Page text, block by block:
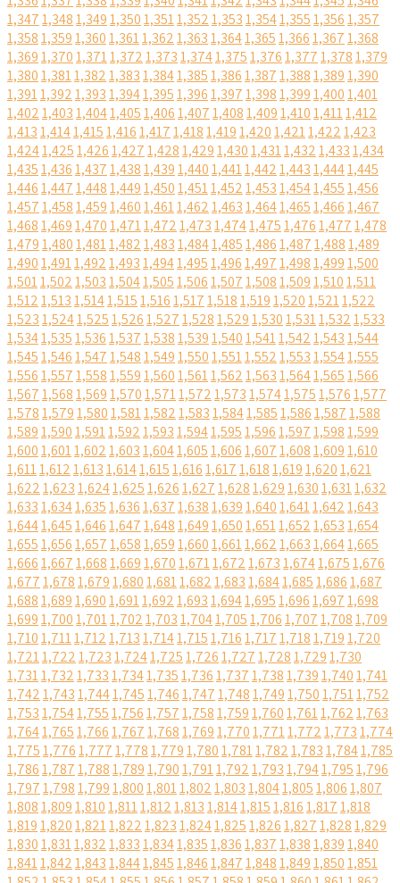
1,3471,3481,3491,3501,3511,3521,3531,3541,3551,3561,357
1,3581,3591,3601,3611,3621,3631,3641,3651,3661,3671,368
1,3691,3701,3711,3721,3731,3741,3751,3761,3771,3781,379
1,3801,3811,3821,3831,3841,3851,3861,3871,3881,3891,390
1,3911,3921,3931,3941,3951,3961,3971,3981,3991,4001,401
1,4021,4031,4041,4051,4061,4071,4081,4091,4101,4111,412
1,4131,4141,4151,4161,4171,4181,4191,4201,4211,4221,423
1,4241,4251,4261,4271,4281,4291,4301,4311,4321,4331,434
1,4351,4361,4371,4381,4391,4401,4411,4421,4431,4441,445
1,4461,4471,4481,4491,4501,4511,4521,4531,4541,4551,456
1,4571,4581,4591,4601,4611,4621,4631,4641,4651,4661,467
1,4681,4691,4701,4711,4721,4731,4741,4751,4761,4771,478
1,4791,4801,4811,4821,4831,4841,4851,4861,4871,4881,489
1,4901,4911,4921,4931,4941,4951,4961,4971,4981,4991,500
1,5011,5021,5031,5041,5051,5061,5071,5081,5091,5101,511
1,5121,5131,5141,5151,5161,5171,5181,5191,5201,5211,522
1,5231,5241,5251,5261,5271,5281,5291,5301,5311,5321,533
1,5341,5351,5361,5371,5381,5391,5401,5411,5421,5431,544
1,5451,5461,5471,5481,5491,5501,5511,5521,5531,5541,555
1,5561,5571,5581,5591,5601,5611,5621,5631,5641,5651,566
1,5671,5681,5691,5701,5711,5721,5731,5741,5751,5761,577
1,5781,5791,5801,5811,5821,5831,5841,5851,5861,5871,588
1,5891,5901,5911,5921,5931,5941,5951,5961,5971,5981,599
1,6001,6011,6021,6031,6041,6051,6061,6071,6081,6091,610
1,6111,6121,6131,6141,6151,6161,6171,6181,6191,6201,621
1,6221,6231,6241,6251,6261,6271,6281,6291,6301,6311,632
1,6331,6341,6351,6361,6371,6381,6391,6401,6411,6421,643
1,6441,6451,6461,6471,6481,6491,6501,6511,6521,6531,654
1,6551,6561,6571,6581,6591,6601,6611,6621,6631,6641,665
1,6661,6671,6681,6691,6701,6711,6721,6731,6741,6751,676
1,6771,6781,6791,6801,6811,6821,6831,6841,6851,6861,687
1,6881,6891,6901,6911,6921,6931,6941,6951,6961,6971,698
1,6991,7001,7011,7021,7031,7041,7051,7061,7071,7081,709
1,7101,7111,7121,7131,7141,7151,7161,7171,7181,7191,720
1,7211,7221,7231,7241,7251,7261,7271,7281,7291,730
1,7311,7321,7331,7341,7351,7361,7371,7381,7391,7401,741
1,7421,7431,7441,7451,7461,7471,7481,7491,7501,7511,752
1,7531,7541,7551,7561,7571,7581,7591,7601,7611,7621,763
1,7641,7651,7661,7671,7681,7691,7701,7711,7721,7731,774
1,7751,7761,7771,7781,7791,7801,7811,7821,7831,7841,785
1,7861,7871,7881,7891,7901,7911,7921,7931,7941,7951,796
1,7971,7981,7991,8001,8011,8021,8031,8041,8051,8061,807
1,8081,8091,8101,8111,8121,8131,8141,8151,8161,8171,818
1,8191,8201,8211,8221,8231,8241,8251,8261,8271,8281,829
1,8301,8311,8321,8331,8341,8351,8361,8371,8381,8391,840
1,8411,8421,8431,8441,8451,8461,8471,8481,8491,8501,851